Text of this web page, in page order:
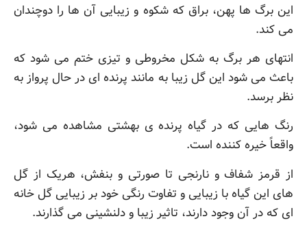
این برگ ها پهن، براق که شکوه و زیبایی آن ها را دوچندان
می کند.
انتهای هر برگ به شکل مخروطی و تیزی ختم می شود که
باعث می شود این گل زیبا به مانند پرنده ای در حال پرواز به
نظر برسد.
رنگ هایی که در گیاه پرنده ی بهشتی مشاهده می شود،
واقعاً خیره کننده است.
از قرمز شفاف و نارنجی تا صورتی و بنفش، هریک از گل
های این گیاه با زیبایی و تفاوت رنگی خود بر زیبایی گل خانه
ای که در آن وجود دارند، تاثیر زیبا و دلنشینی می گذارند.